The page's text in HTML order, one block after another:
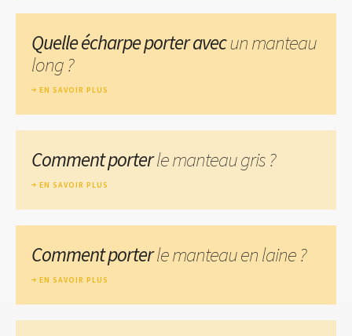
Quelle écharpe porter avecun manteau
long ?
EN SAVOIR PLUS
Comment porterle manteau gris ?
EN SAVOIR PLUS
Comment porterle manteau en laine ?
EN SAVOIR PLUS